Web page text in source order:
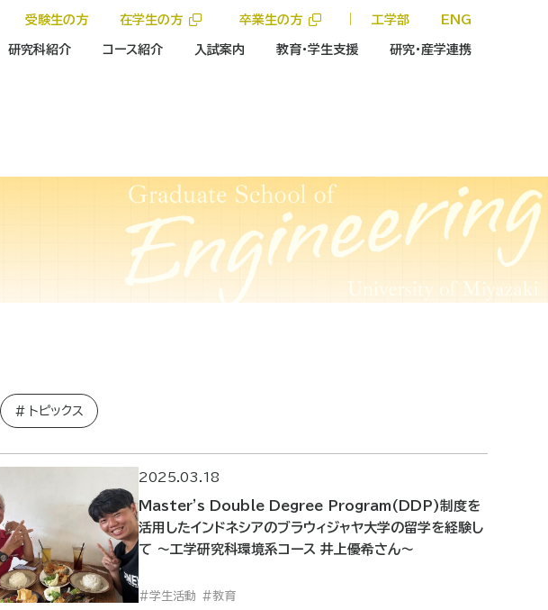
受験生の方 在学生の方 卒業生の方 工学部 ENG
研究科紹介 コース紹介 入試案内 教育・学生支援 研究・産学連携
トピックス
2025.03.18
Master's Double Degree Program(DDP)制度を
活用したインドネシアのブラウィジャヤ大学の留学を経験し
て ～工学研究科環境系コース 井上優希さん～
学生活動 教育